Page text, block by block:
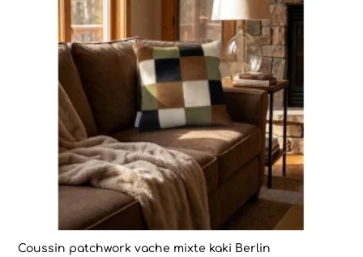
Coussin patchwork vache mixte kaki Berlin